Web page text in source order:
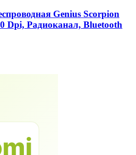
Genius Scorpion
Dpi, Радиоканал, Bluetooth